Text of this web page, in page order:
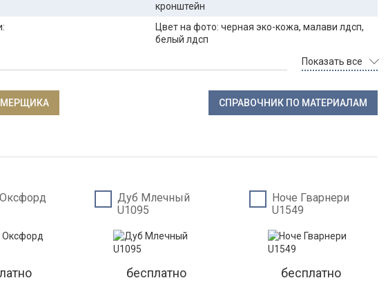
кронштейн
Цвет на фото: черная эко-кожа, малави лдсп,
белый лдсп
Показать все
СПРАВОЧНИК ПО МАТЕРИАЛАМ
Дуб Млечный
U1095
бесплатно
Ноче Гварнери
U1549
бесплатно